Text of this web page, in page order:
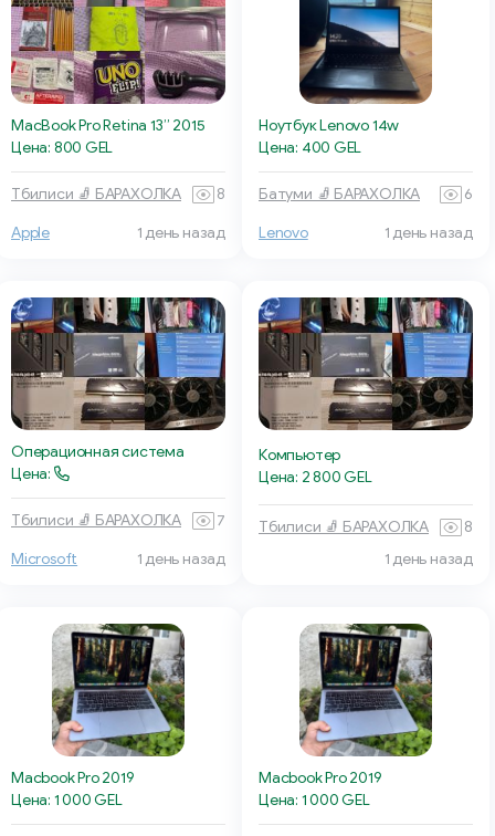
MacBook Pro Retina 13” 2015
Цена: 800 GEL
Тбилиси 🧦 БАРАХОЛКА 8
Apple 1 день назад
Ноутбук Lenovo 14w
Цена: 400 GEL
Батуми 🧦 БАРАХОЛКА 6
Lenovo 1 день назад
Операционная система
Цена:
Тбилиси 🧦 БАРАХОЛКА 7
Microsoft 1 день назад
Компьютер
Цена: 2 800 GEL
Тбилиси 🧦 БАРАХОЛКА
8
1 день назад
Macbook Pro 2019
Цена: 1 000 GEL
Macbook Pro 2019
Цена: 1 000 GEL